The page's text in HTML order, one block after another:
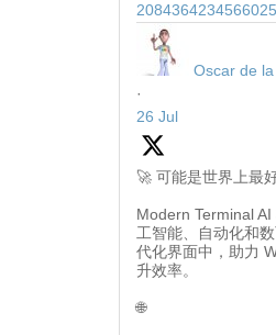
Oscar de
·
26 Jul
🚀 可能是世界上最
Modern Terminal
工智能、自动化和
代化界面中，助力
升效率。
🌐